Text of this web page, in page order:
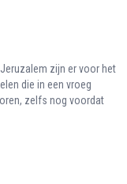
zijn er voor het
die in een vroeg
zelfs nog voordat